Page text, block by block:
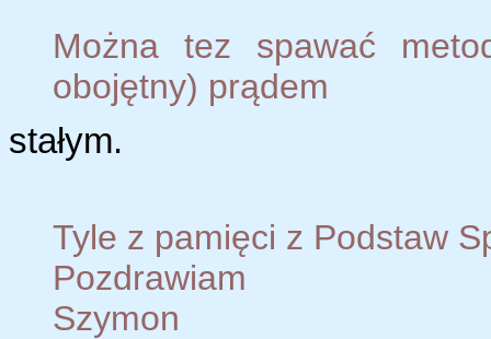
Można tez spawać
obojętny) prądem
stałym.
Tyle z pamięci z Podstaw
Pozdrawiam
Szymon